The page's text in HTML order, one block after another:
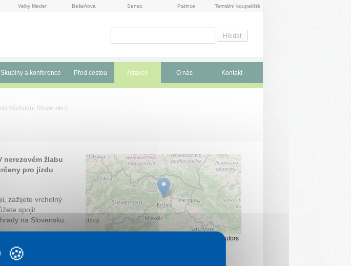
Velký Meder Bešeňová Senec Patince Termální koupaliště
Skupiny a konference Před cestou Atrakce O nás Kontakt
Východní Slovensko)
žlabu
pro jízdu
zažijete vrcholný
spojit
na Slovensku.
contributors